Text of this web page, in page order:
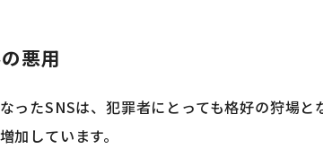
悪用
ったSNSは、犯罪者にとっても格好の狩場
加しています。